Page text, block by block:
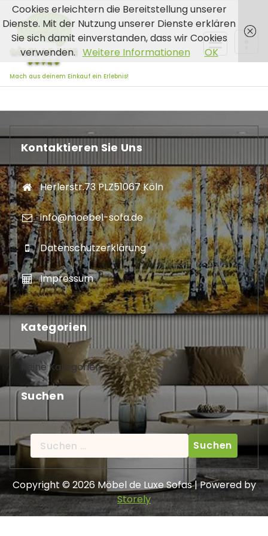
Zum
Inhalt
springen
Mach aus deinem Einkauf ein Erlebnis!
Kontaktieren Sie Uns
Herlerstr.73 PLZ51067 Köln
info@moebel-sofa.de
Datenschutzerklärung
Impressum
Kategorien
Keine Kategorien
Suchen
Suche
nach:
Copyright © 2026 Möbel de Luxe Sofas | Powered by
Storely
Cookies erleichtern die Bereitstellung unserer
Dienste. Mit der Nutzung unserer Dienste erklären
Sie sich damit einverstanden, dass wir Cookies
verwenden. Weitere Informationen OK